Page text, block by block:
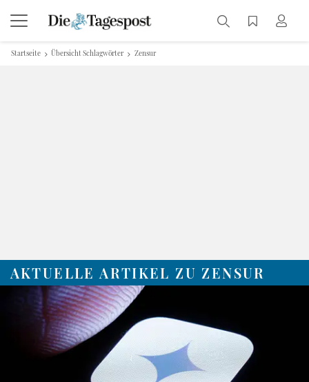
Startseite Übersicht Schlagwörter Zensur
AKTUELLE ARTIKEL ZU ZENSUR